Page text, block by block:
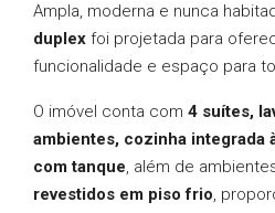
Ampla, moderna e nunca
duplex foi projetada para
funcionalidade e espaço para
O imóvel conta com 4 suítes,
ambientes, cozinha integrada
com tanque, além de
revestidos em piso frio,